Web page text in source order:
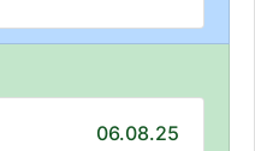
06.08.25